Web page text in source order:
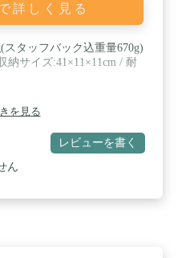
詳しく見る
スタッフバック込重量670g)
納サイズ:41×11×11cm / 耐
を見る
レビューを書く
ん